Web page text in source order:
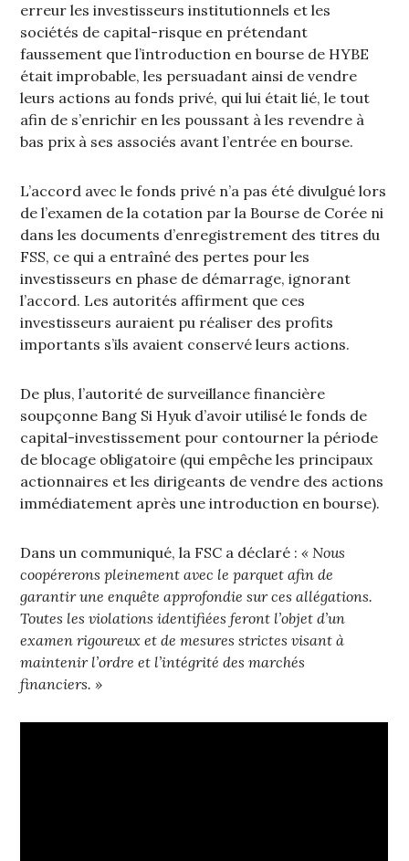
erreur les investisseurs institutionnels et les
sociétés de capital-risque en prétendant
faussement que l’introduction en bourse de HYBE
était improbable, les persuadant ainsi de vendre
leurs actions au fonds privé, qui lui était lié, le tout
afin de s’enrichir en les poussant à les revendre à
bas prix à ses associés avant l’entrée en bourse.
L’accord avec le fonds privé n’a pas été divulgué lors
de l’examen de la cotation par la Bourse de Corée ni
dans les documents d’enregistrement des titres du
FSS, ce qui a entraîné des pertes pour les
investisseurs en phase de démarrage, ignorant
l’accord. Les autorités affirment que ces
investisseurs auraient pu réaliser des profits
importants s’ils avaient conservé leurs actions.
De plus, l’autorité de surveillance financière
soupçonne Bang Si Hyuk d’avoir utilisé le fonds de
capital-investissement pour contourner la période
de blocage obligatoire (qui empêche les principaux
actionnaires et les dirigeants de vendre des actions
immédiatement après une introduction en bourse).
Dans un communiqué, la FSC a déclaré :« Nous
coopérerons pleinement avec le parquet afin de
garantir une enquête approfondie sur ces allégations.
Toutes les violations identifiées feront l’objet d’un
examen rigoureux et de mesures strictes visant à
maintenir l’ordre et l’intégrité des marchés
financiers. »